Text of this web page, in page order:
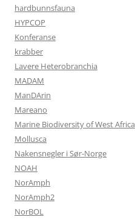
hardbunnsfauna
HYPCOP
Konferanse
krabber
Lavere Heterobranchia
MADAM
ManDArin
Mareano
Marine Biodiversity of West Africa
Mollusca
Nakensnegler i Sør-Norge
NOAH
NorAmph
NorAmph2
NorBOL